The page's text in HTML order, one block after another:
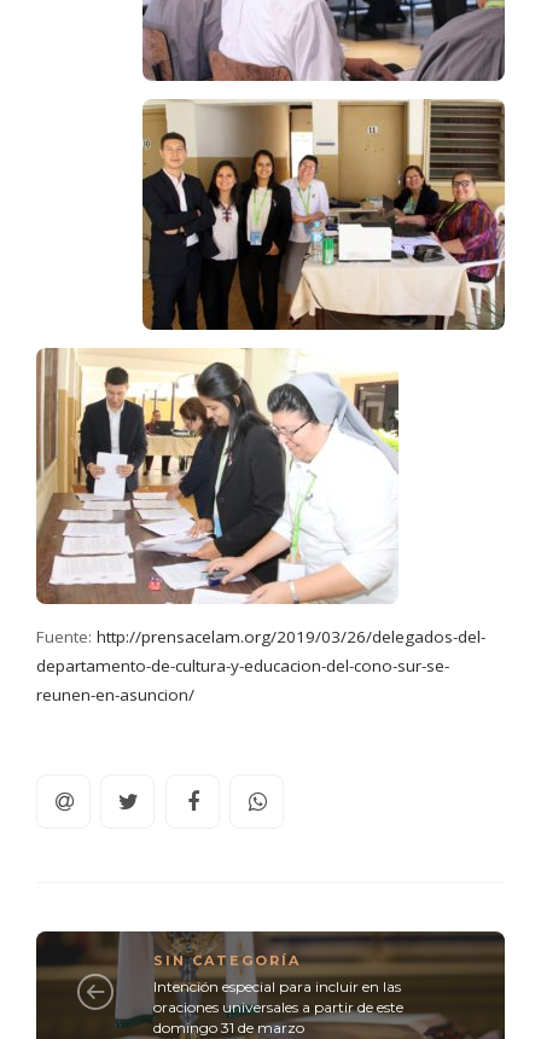
Fuente: http://prensacelam.org/2019/03/26/delegados-del-
departamento-de-cultura-y-educacion-del-cono-sur-se-
reunen-en-asuncion/
SIN CATEGORÍA
Intención especial para incluir en las
oraciones universales a partir de este
domingo 31 de marzo